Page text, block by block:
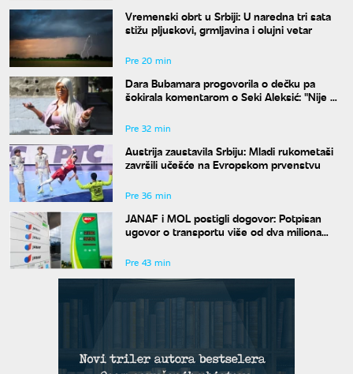
Vremenski obrt u Srbiji: U naredna tri sata
stižu pljuskovi, grmljavina i olujni vetar
Pre 20 min
Dara Bubamara progovorila o dečku pa
šokirala komentarom o Seki Aleksić: "Nije mi
Pre 32 min
Austrija zaustavila Srbiju: Mladi rukometaši
završili učešće na Evropskom prvenstvu
Pre 36 min
JANAF i MOL postigli dogovor: Potpisan
ugovor o transportu više od dva miliona
Pre 43 min